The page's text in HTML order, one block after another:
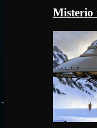
Misterio